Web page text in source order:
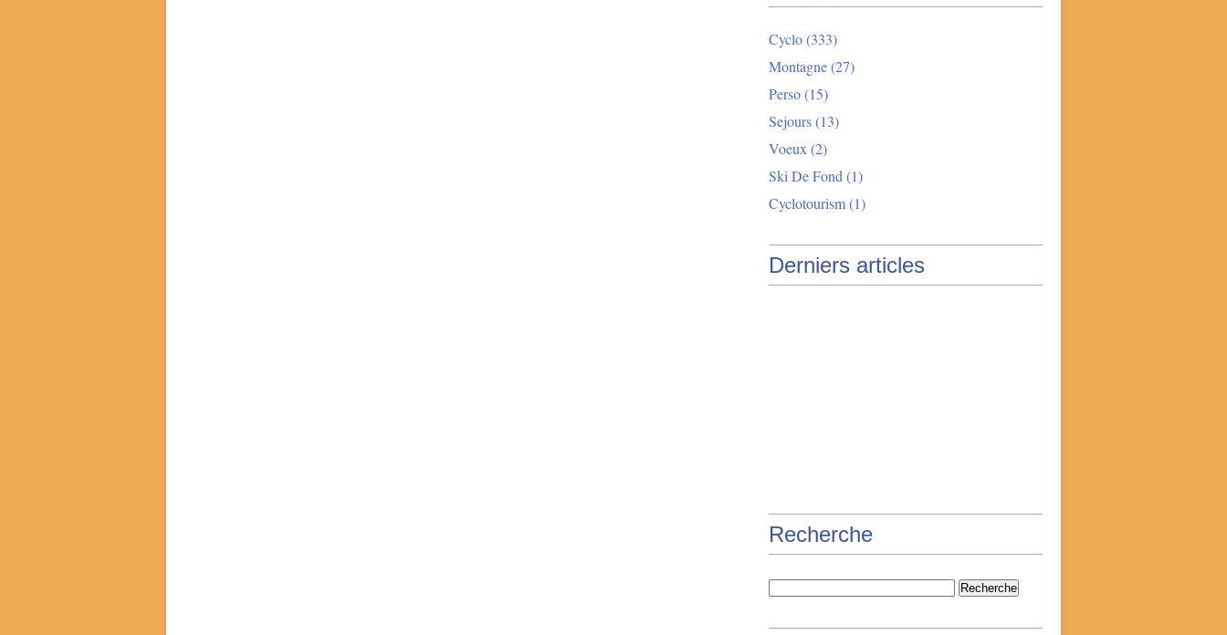
Cyclo(333)
Montagne(27)
Perso(15)
Sejours(13)
Voeux (2)
Ski De Fond (1)
Cyclotourism(1)
Derniers articles
Recherche